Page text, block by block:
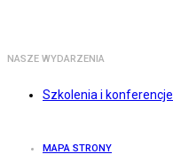
NASZE WYDARZENIA
Szkolenia i konferencje
MAPA STRONY